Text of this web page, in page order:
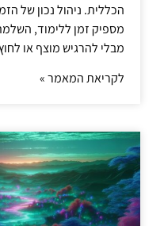
הכללית. ניהול נכון של
מספיק זמן ללימוד,
מבלי להרגיש מוצף או
לקריאת המאמר »